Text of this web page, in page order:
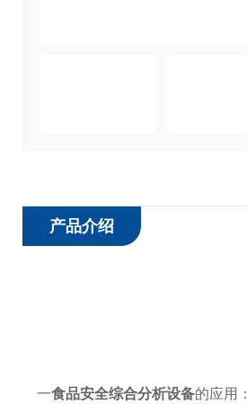
产品介绍
一食品安全综合分析设备的应用：